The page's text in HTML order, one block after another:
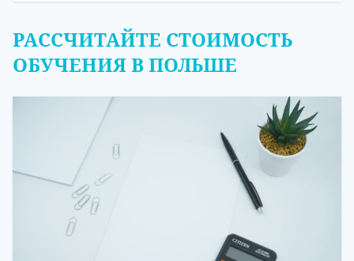
РАССЧИТАЙТЕ СТОИМОСТЬ
ОБУЧЕНИЯ В ПОЛЬШЕ